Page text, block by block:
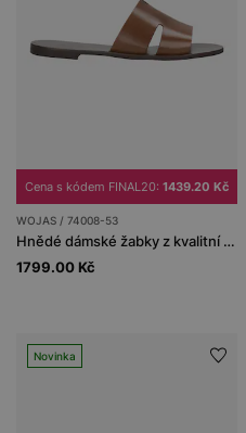
Cena s kódem FINAL20: 1439.20 Kč
WOJAS / 74008-53
Hnědé dámské žabky z kvalitní hladké kůže
1799.00 Kč
Novinka